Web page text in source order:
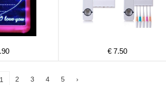
€ 7.50
1 2 3 4 5 ›